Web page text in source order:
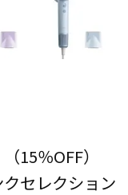
15％OFF）
セレクション